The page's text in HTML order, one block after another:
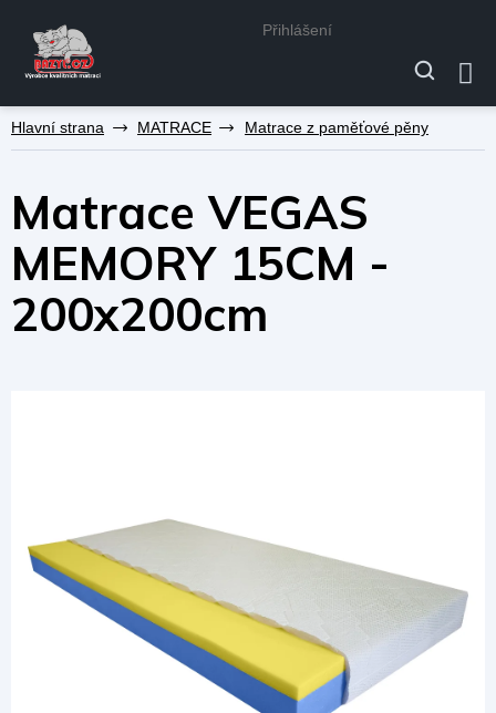
na
Přihlášení
MATRACE Matrace z paměťové pěny
Matrace VEGAS
MEMORY 15CM -
200x200cm